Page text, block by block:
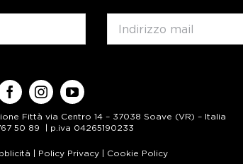
Fittà via Centro 14 – 37038 Soave (VR) – Italia
50 89 | p.iva 04265190233
| Policy Privacy| Cookie Policy